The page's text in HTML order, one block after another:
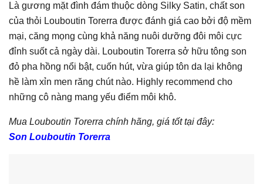
Là gương mặt đình đám thuộc dòng Silky Satin, chất son
của thỏi Louboutin Torerra được đánh giá cao bởi độ mềm
mại, căng mọng cùng khả năng nuôi dưỡng đôi môi cực
đỉnh suốt cả ngày dài. Louboutin Torerra sở hữu tông son
đỏ pha hồng nổi bật, cuốn hút, vừa giúp tôn da lại không
hề làm xỉn men răng chút nào. Highly recommend cho
những cô nàng mang yếu điểm môi khô.
Mua Louboutin Torerra chính hãng, giá tốt tại đây:
Son Louboutin Torerra